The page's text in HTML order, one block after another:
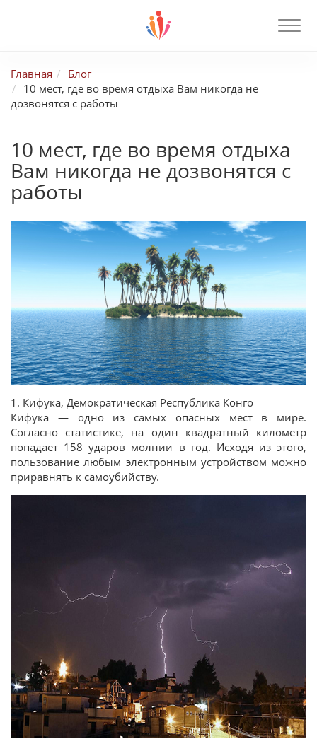
Главная
Блог
10 мест, где во время отдыха Вам никогда не
дозвонятся с работы
10 мест, где во время отдыха
Вам никогда не дозвонятся с
работы
1. Кифука, Демократическая Республика Конго
Кифука — одно из самых опасных мест в мире.
Согласно статистике, на один квадратный километр
попадает 158 ударов молнии в год. Исходя из этого,
пользование любым электронным устройством можно
приравнять к самоубийству.